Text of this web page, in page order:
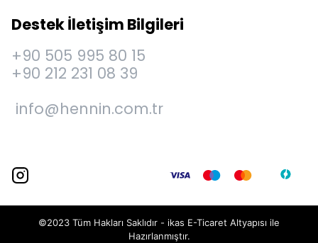
Destek İletişim Bilgileri
+90 505 995 80 15
+90 212 231 08 39
info@hennin.com.tr
©2023 Tüm Hakları Saklıdır - ikas E-Ticaret Altyapısı ile
Hazırlanmıştır.